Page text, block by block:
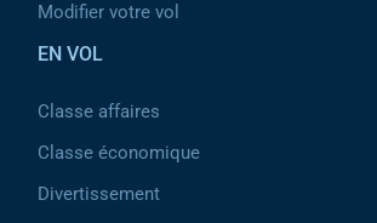
Modifier votre vol
EN VOL
Classe affaires
Classe économique
Divertissement